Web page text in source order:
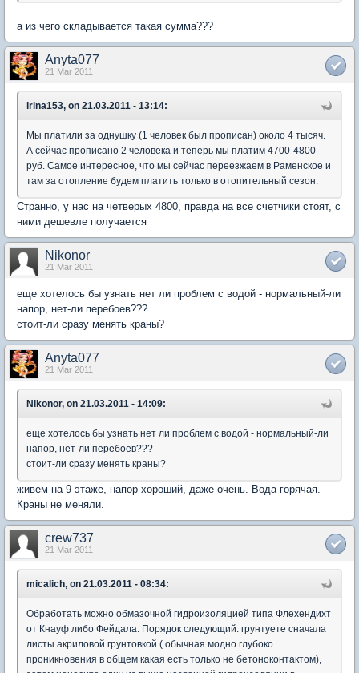
а из чего складывается такая сумма???
Anyta077
21 Mar 2011
irina153, on 21.03.2011 - 13:14:
Мы платили за однушку (1 человек был прописан) около 4 тысяч.
А сейчас прописано 2 человека и теперь мы платим 4700-4800
руб. Самое интересное, что мы сейчас переезжаем в Раменское и
там за отопление будем платить только в отопительный сезон.
Странно, у нас на четверых 4800, правда на все счетчики стоят, с
ними дешевле получается
Nikonor
21 Mar 2011
еще хотелось бы узнать нет ли проблем с водой - нормальный-ли
напор, нет-ли перебоев???
стоит-ли сразу менять краны?
Anyta077
21 Mar 2011
Nikonor, on 21.03.2011 - 14:09:
еще хотелось бы узнать нет ли проблем с водой - нормальный-ли
напор, нет-ли перебоев???
стоит-ли сразу менять краны?
живем на 9 этаже, напор хороший, даже очень. Вода горячая.
Краны не меняли.
crew737
21 Mar 2011
micalich, on 21.03.2011 - 08:34:
Обработать можно обмазочной гидроизоляцией типа Флехендихт
от Кнауф либо Фейдала. Порядок следующий: грунтуете сначала
листы акриловой грунтовкой ( обычная модно глубоко
проникновения в общем какая есть только не бетоноконтактом),